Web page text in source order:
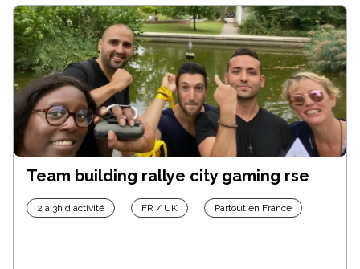
Team building rallye city gaming rse
2 à 3h d'activité FR / UK Partout en France